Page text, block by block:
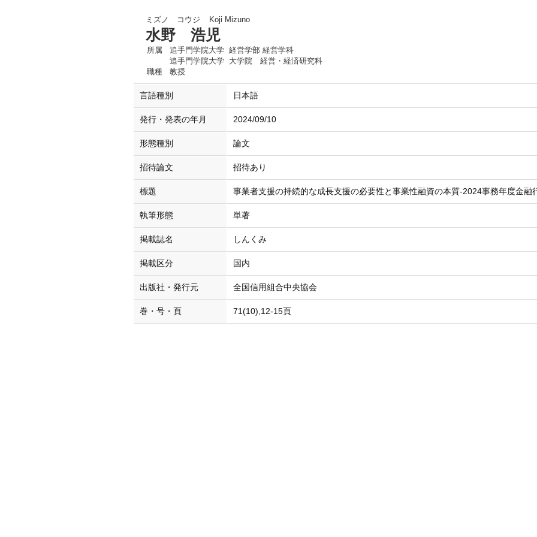
ミズノ コウジ Koji Mizuno
水野 浩児
所属
追手門学院大学 経営学部 経営学科
追手門学院大学 大学院 経営・経済研究科
職種
教授
言語種別 日本語
発行・発表の年月 2024/09/10
形態種別 論文
招待論文 招待あり
標題 事業者支援の持続的な成長支援の必要性と事業性融資の本質-2024事務年度金融
執筆形態 単著
掲載誌名 しんくみ
掲載区分 国内
出版社・発行元 全国信用組合中央協会
巻・号・頁 71(10),12-15頁